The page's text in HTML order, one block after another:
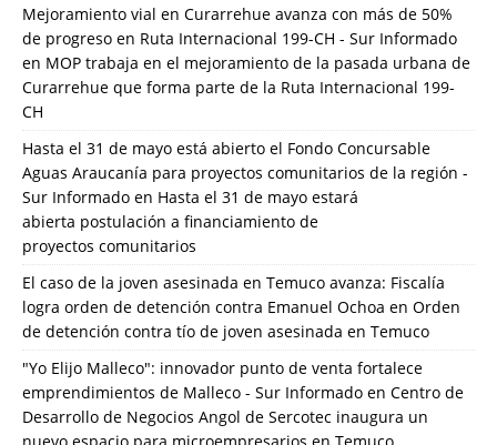
Mejoramiento vial en Curarrehue avanza con más de 50%
de progreso en Ruta Internacional 199-CH - Sur Informado
en MOP trabaja en el mejoramiento de la pasada urbana de
Curarrehue que forma parte de la Ruta Internacional 199-
CH
Hasta el 31 de mayo está abierto el Fondo Concursable
Aguas Araucanía para proyectos comunitarios de la región -
Sur Informado en Hasta el 31 de mayo estará
abierta postulación a financiamiento de
proyectos comunitarios
El caso de la joven asesinada en Temuco avanza: Fiscalía
logra orden de detención contra Emanuel Ochoa en Orden
de detención contra tío de joven asesinada en Temuco
"Yo Elijo Malleco": innovador punto de venta fortalece
emprendimientos de Malleco - Sur Informado en Centro de
Desarrollo de Negocios Angol de Sercotec inaugura un